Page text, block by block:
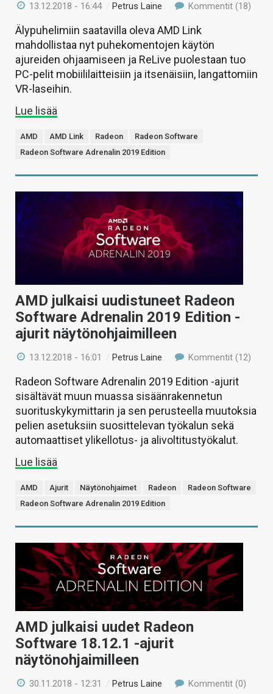
13.12.2018 - 16:44 /Petrus Laine Kommentit (18)
Älypuhelimiin saatavilla oleva AMD Link
mahdollistaa nyt puhekomentojen käytön
ajureiden ohjaamiseen ja ReLive puolestaan tuo
PC-pelit mobiililaitteisiin ja itsenäisiin, langattomiin
VR-laseihin.
Lue lisää
AMD AMD Link Radeon
Radeon Software
Radeon Software Adrenalin 2019 Edition
AMD julkaisi uudistuneet Radeon
Software Adrenalin 2019 Edition -
ajurit näytönohjaimilleen
13.12.2018 - 16:01 /Petrus Laine Kommentit (12)
Radeon Software Adrenalin 2019 Edition -ajurit
sisältävät muun muassa sisäänrakennetun
suorituskykymittarin ja sen perusteella muutoksia
pelien asetuksiin suosittelevan työkalun sekä
automaattiset ylikellotus- ja alivoltitustyökalut.
Lue lisää
AMD Ajurit Näytönohjaimet Radeon
Radeon Software
Radeon Software Adrenalin 2019 Edition
AMD julkaisi uudet Radeon
Software 18.12.1 -ajurit
näytönohjaimilleen
30.11.2018 - 12:31 /Petrus Laine Kommentit (0)